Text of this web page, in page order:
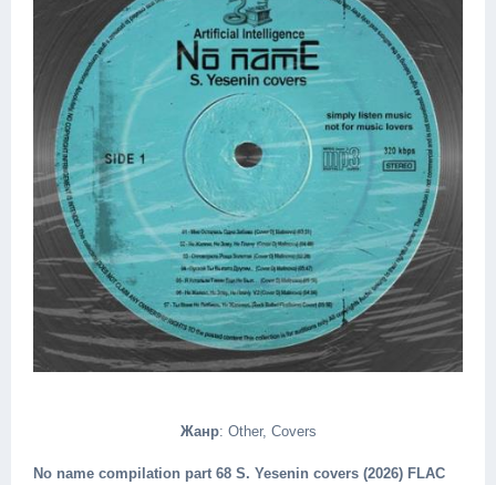
Жанр: Other, Covers
No name compilation part 68 S. Yesenin covers (2026) FLAC